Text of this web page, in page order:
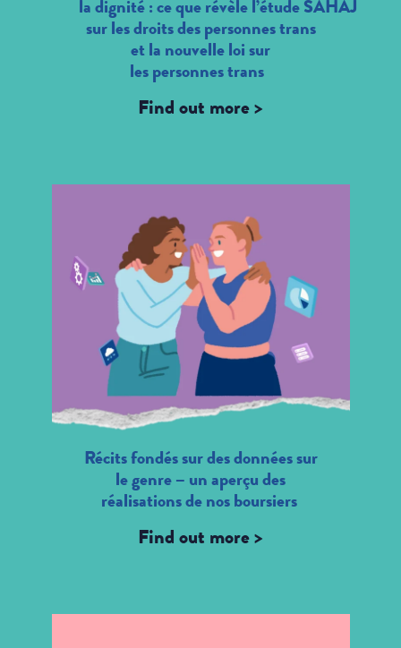
la dignité : ce que révèle l’étude SAHAJ
sur les droits des personnes trans
et la nouvelle loi sur
les personnes trans
Find out more >
Récits fondés sur des données sur
le genre – un aperçu des
réalisations de nos boursiers
Find out more >